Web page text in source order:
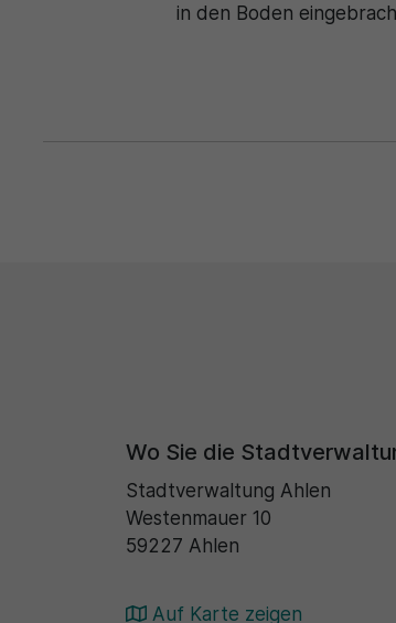
in den Boden
Wo Sie die
Stadtverwaltung Ahlen
Westenmauer 10
59227 Ahlen
Auf Karte zeigen